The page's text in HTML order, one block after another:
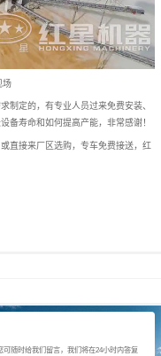
场
制定的，有专业人员过来免费安装、
备寿命和如何提高产能，非常感谢！
直接来厂区选购，专车免费接送，红
随时给我们留言，我们将在24小时内答复